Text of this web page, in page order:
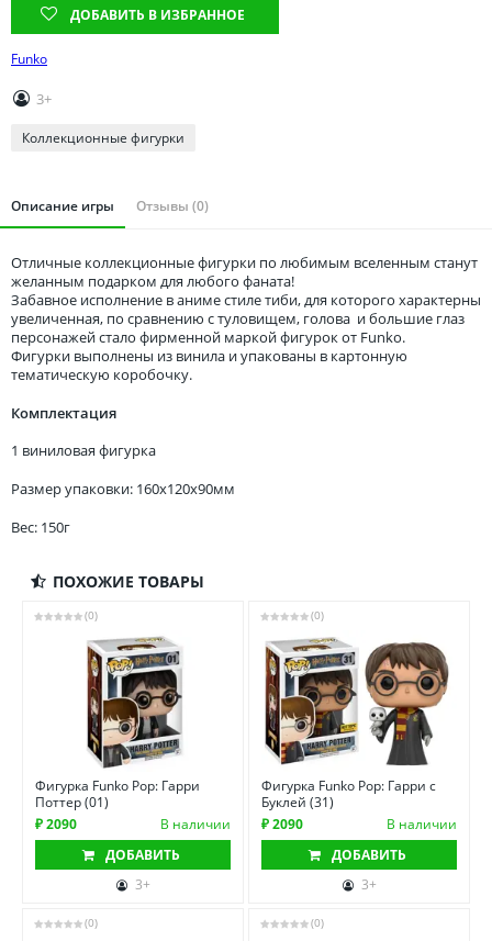
Томская область
Тюменская область
Удмуртия
Ульяновская область
ДОБАВИТЬ В ИЗБРАННОЕ
Funko
3+
Коллекционные фигурки
Описание игры Отзывы (0)
Отличные коллекционные фигурки по любимым вселенным станут
желанным подарком для любого фаната!
Забавное исполнение в аниме стиле тиби, для которого характерны
увеличенная, по сравнению с туловищем, голова и большие глаз
персонажей стало фирменной маркой фигурок от Funko.
Фигурки выполнены из винила и упакованы в картонную
тематическую коробочку.
Комплектация
1 виниловая фигурка
Размер упаковки: 160x120x90мм
Вес: 150г
ПОХОЖИЕ ТОВАРЫ
(0)
Фигурка Funko Pop: Гарри
Поттер (01)
₽ 2090
В наличии
ДОБАВИТЬ
3+
(0)
Фигурка Funko Pop: Гарри с
Буклей (31)
₽ 2090
В наличии
ДОБАВИТЬ
3+
(0) (0)